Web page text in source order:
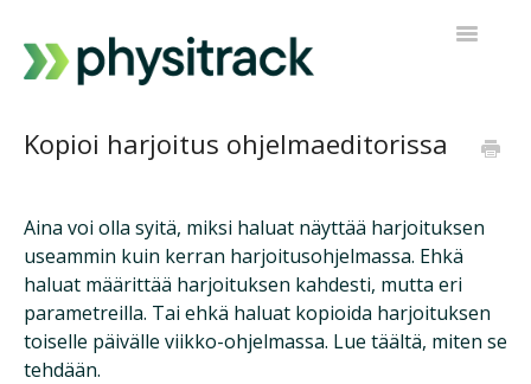
Toggle
Ota yhteyttä tukeen
Kopioi harjoitus ohjelmaeditorissa
Aina voi olla syitä, miksi haluat näyttää harjoituksen
useammin kuin kerran harjoitusohjelmassa. Ehkä
haluat määrittää harjoituksen kahdesti, mutta eri
parametreilla. Tai ehkä haluat kopioida harjoituksen
toiselle päivälle viikko-ohjelmassa. Lue täältä, miten se
tehdään.